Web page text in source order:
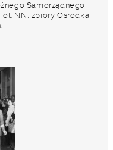
Samorządnego
NN, zbiory Ośrodka